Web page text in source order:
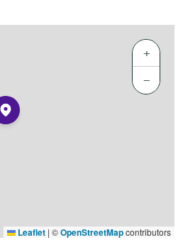
+
−
Leaflet | ©OpenStreetMapcontributors